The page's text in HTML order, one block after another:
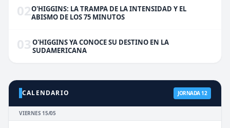
02O'HIGGINS: LA TRAMPA DE LA INTENSIDAD Y EL
ABISMO DE LOS 75 MINUTOS
03 O'HIGGINS YA CONOCE SU DESTINO EN LA
SUDAMERICANA
CALENDARIO JORNADA 12
VIERNES 15/05